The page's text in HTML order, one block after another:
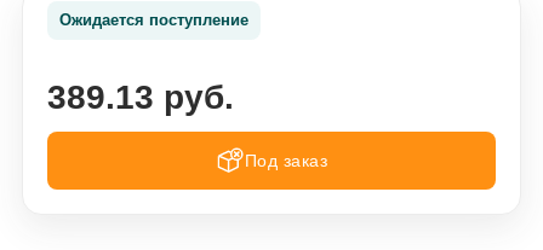
Ожидается поступление
389.13 руб.
Под заказ